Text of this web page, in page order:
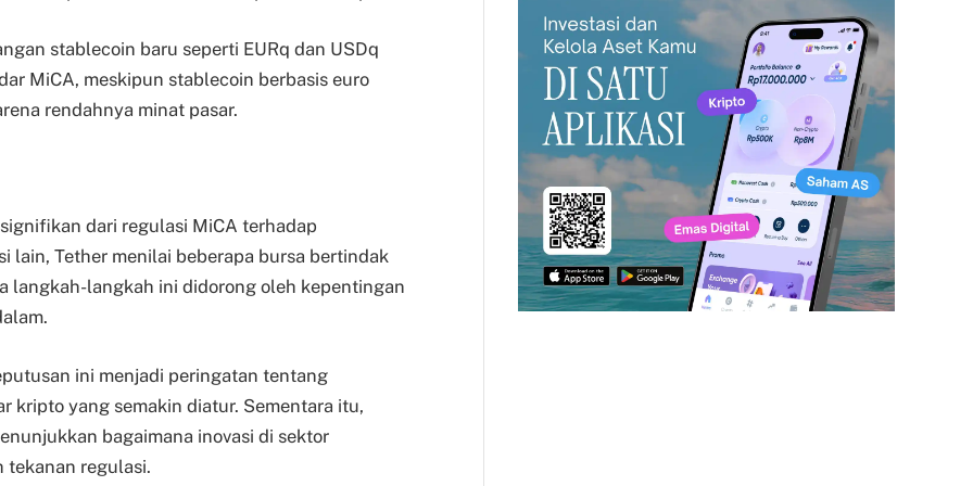
stablecoin baru seperti EURq dan USDq
MiCA, meskipun stablecoin berbasis euro
rendahnya minat pasar.
dari regulasi MiCA terhadap
lain, Tether menilai beberapa bursa bertindak
langkah-langkah ini didorong oleh kepentingan
ini menjadi peringatan tentang
kripto yang semakin diatur. Sementara itu,
bagaimana inovasi di sektor
tekanan regulasi.